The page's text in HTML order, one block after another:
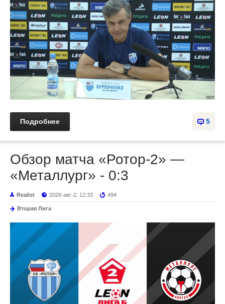
5
Подробнее
Обзор матча «Ротор-2» —
«Металлург» - 0:3
Realist 2026-авг-2, 12:33 494
Вторая Лига